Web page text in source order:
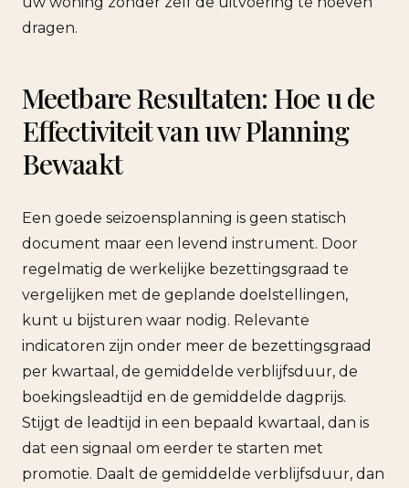
dragen.
Meetbare Resultaten: Hoe u de
Effectiviteit van uw Planning
Bewaakt
Een goede seizoensplanning is geen statisch
document maar een levend instrument. Door
regelmatig de werkelijke bezettingsgraad te
vergelijken met de geplande doelstellingen,
kunt u bijsturen waar nodig. Relevante
indicatoren zijn onder meer de bezettingsgraad
per kwartaal, de gemiddelde verblijfsduur, de
boekingsleadtijd en de gemiddelde dagprijs.
Stijgt de leadtijd in een bepaald kwartaal, dan is
dat een signaal om eerder te starten met
promotie. Daalt de gemiddelde verblijfsduur, dan